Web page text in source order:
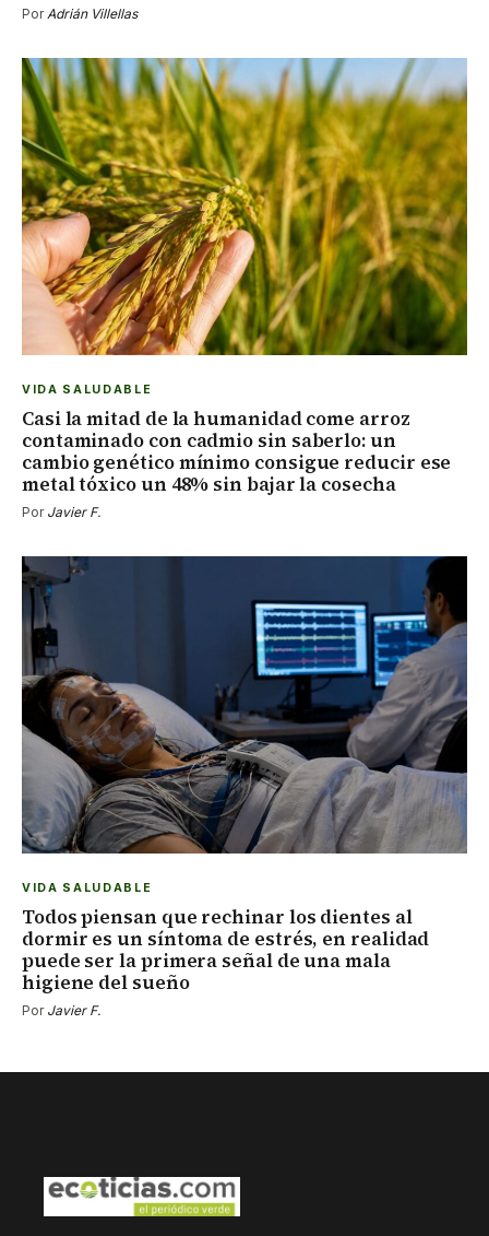
Por Adrián Villellas
VIDA SALUDABLE
Casi la mitad de la humanidad come arroz
contaminado con cadmio sin saberlo: un
cambio genético mínimo consigue reducir ese
metal tóxico un 48% sin bajar la cosecha
Por Javier F.
VIDA SALUDABLE
Todos piensan que rechinar los dientes al
dormir es un síntoma de estrés, en realidad
puede ser la primera señal de una mala
higiene del sueño
Por Javier F.